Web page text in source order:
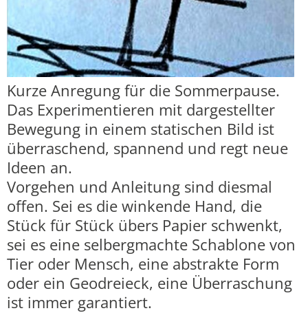
Kurze Anregung für die Sommerpause.
Das Experimentieren mit dargestellter
Bewegung in einem statischen Bild ist
überraschend, spannend und regt neue
Ideen an.
Vorgehen und Anleitung sind diesmal
offen. Sei es die winkende Hand, die
Stück für Stück übers Papier schwenkt,
sei es eine selbergmachte Schablone von
Tier oder Mensch, eine abstrakte Form
oder ein Geodreieck, eine Überraschung
ist immer garantiert.